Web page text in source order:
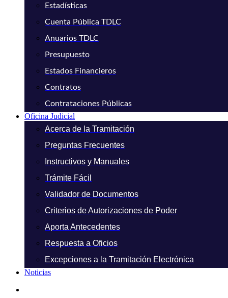
Estadísticas
Cuenta Pública TDLC
Anuarios TDLC
Presupuesto
Estados Financieros
Contratos
Contrataciones Públicas
Oficina Judicial
Acerca de la Tramitación
Preguntas Frecuentes
Instructivos y Manuales
Trámite Fácil
Validador de Documentos
Criterios de Autorizaciones de Poder
Aporta Antecedentes
Respuesta a Oficios
Excepciones a la Tramitación Electrónica
Noticias